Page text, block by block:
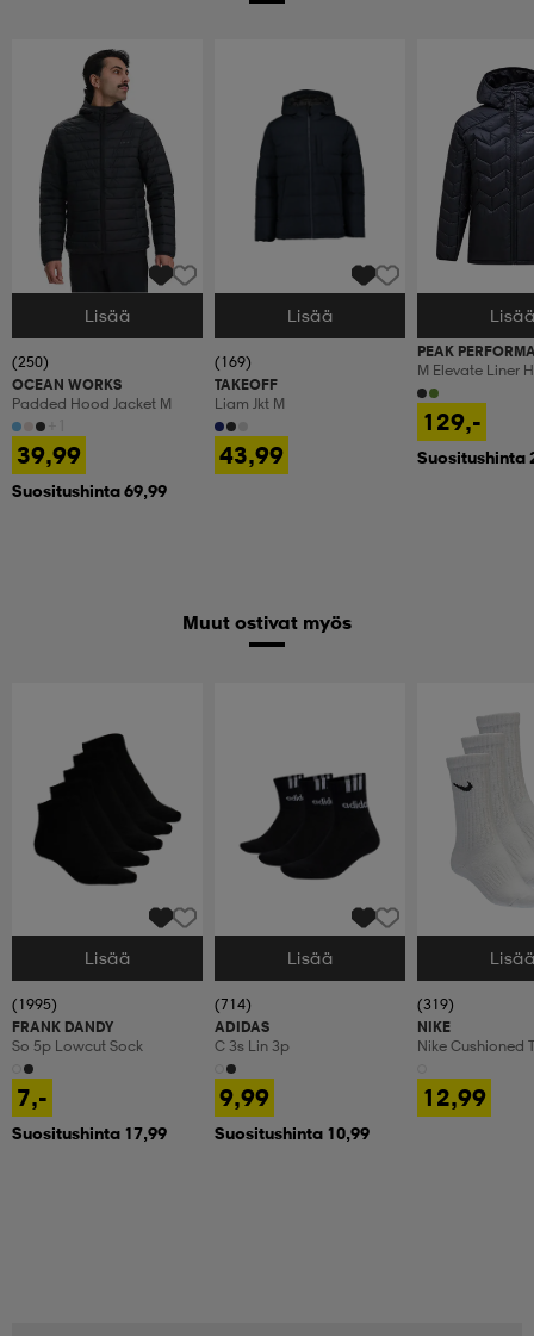
Valitse Koko
Lisää
(250)
OCEAN WORKS
Padded Hood Jacket M
39,99
Suositushinta 69,99
Valitse Koko
Lisää
(169)
TAKEOFF
Liam Jkt M
43,99
Valitse Koko
PEAK
M Elevate Liner
129,-
Suositushinta
Muut ostivat myös
Valitse Koko
Lisää
(1995)
FRANK DANDY
So 5p Lowcut Sock
7,-
Suositushinta 17,99
Valitse Koko
Lisää
(714)
ADIDAS
C 3s Lin 3p
9,99
Suositushinta 10,99
Valitse Koko
(319)
NIKE
Nike Cushioned
12,99